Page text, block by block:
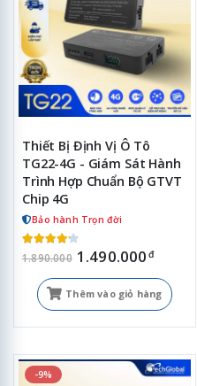
Thiết Bị Định Vị Ô Tô
TG22-4G - Giám Sát Hành
Trình Hợp Chuẩn Bộ GTVT
Chip 4G
Bảo hành Trọn đời
1.890.000 1.490.000 đ
Thêm vào giỏ hàng
-9%